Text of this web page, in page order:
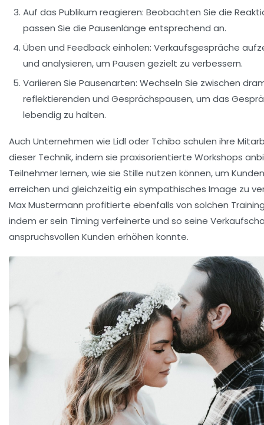
Auf das Publikum reagieren: Beobachten Sie die
passen Sie die Pausenlänge entsprechend an.
Üben und Feedback einholen: Verkaufsgespräche
und analysieren, um Pausen gezielt zu verbessern.
Variieren Sie Pausenarten: Wechseln Sie zwischen
reflektierenden und Gesprächspausen, um das
lebendig zu halten.
Auch Unternehmen wie Lidl oder Tchibo schulen ihre
dieser Technik, indem sie praxisorientierte Workshops
Teilnehmer lernen, wie sie Stille nutzen können, um
erreichen und gleichzeitig ein sympathisches Image zu
Max Mustermann profitierte ebenfalls von solchen
indem er sein Timing verfeinerte und so seine
anspruchsvollen Kunden erhöhen konnte.